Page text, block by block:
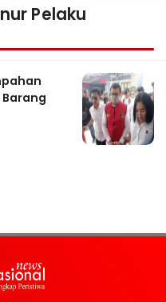
Pelaku